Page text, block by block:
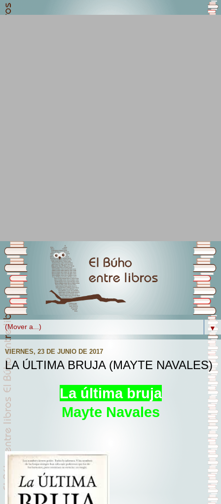
▼
VIERNES, 23 DE JUNIO DE 2017
LA ÚLTIMA BRUJA (MAYTE NAVALES)
La última bruja
Mayte Navales